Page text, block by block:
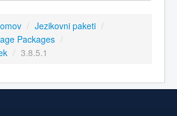
/ Jezikovni paketi /
Packages /
/ 3.8.5.1